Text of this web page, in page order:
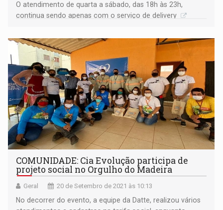
O atendimento de quarta a sábado, das 18h às 23h,
continua sendo apenas com o serviço de delivery
COMUNIDADE: Cia Evolução participa de
projeto social no Orgulho do Madeira
Geral 20 de Setembro de 2021 às 10:13
No decorrer do evento, a equipe da Datte, realizou vários